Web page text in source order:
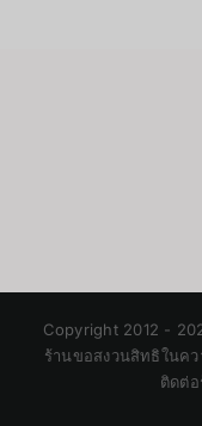
Copyright 2012 -
ร้านขอสงวนสิทธิในค
ติดต่